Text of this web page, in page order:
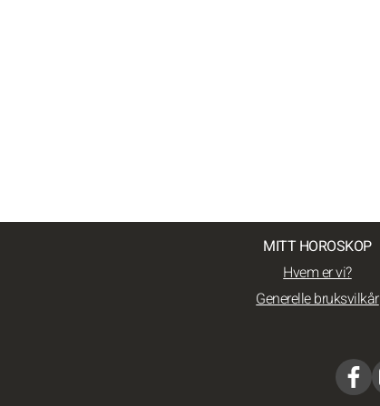
MITT HOROSKOP
Hvem er vi?
Generelle bruksvilkår